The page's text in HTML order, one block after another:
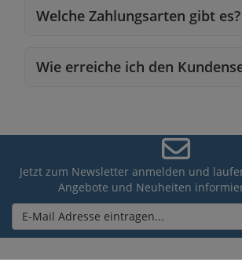
Welche Zahlungsarten gibt es?
Wie erreiche ich den
Jetzt zum Newsletter anmelden und
Angebote und Neuheiten
E-Mail Adresse eintragen...